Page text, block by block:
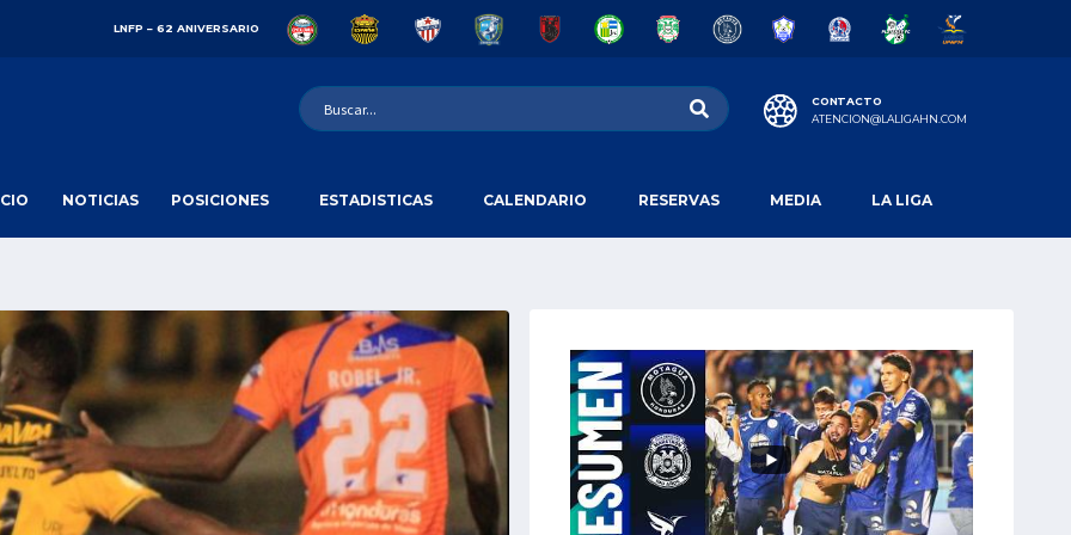
LNFP – 62 ANIVERSARIO
CONTACTO
ATENCION@LALIGAHN.COM
NOTICIAS POSICIONES ESTADISTICAS CALENDARIO RESERVAS MEDIA LA LIGA